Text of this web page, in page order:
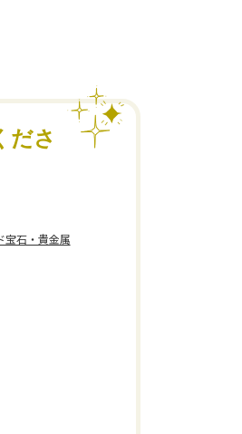
ださ
宝石・貴金属